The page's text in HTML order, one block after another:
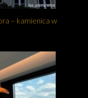
– kamienica w